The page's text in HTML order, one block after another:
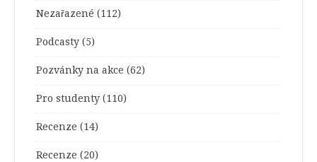
Nezařazené (112)
Podcasty (5)
Pozvánky na akce (62)
Pro studenty (110)
Recenze (14)
Recenze (20)